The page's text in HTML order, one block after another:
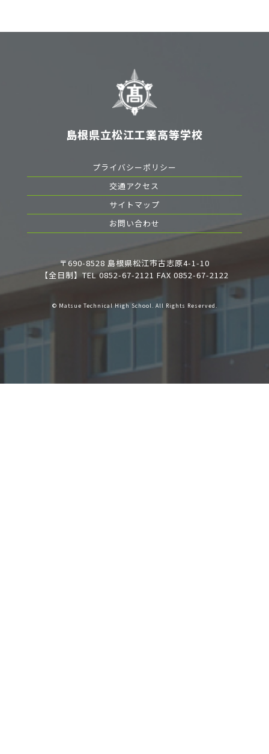
島根県立松江工業高等学校
プライバシーポリシー
交通アクセス
サイトマップ
お問い合わせ
〒690-8528 島根県松江市古志原4-1-10
【全日制】TEL 0852-67-2121 FAX 0852-67-2122
© Matsue Technical High School. All Rights Reserved.